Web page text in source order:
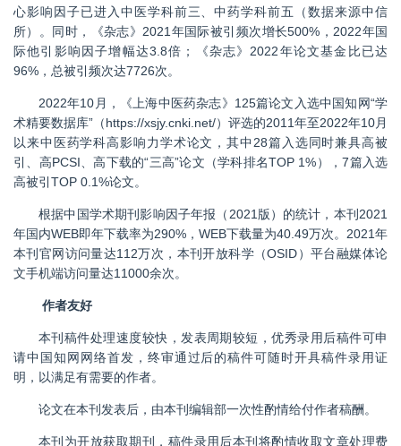
心影响因子已进入中医学科前三、中药学科前五（数据来源中信
所）。同时，《杂志》 2021 年国际被引频次增长500% ， 2022年国
际他引影响因子增幅达3.8倍；《杂志》 2022年论文基金比已达
96% ，总被引频次达7726次。
2022年10 月，《上海中医药杂志》 125篇论文入选中国知网“学
术精要数据库”（https://xsjy.cnki.net/）评选的2011年至2022年10月
以来中医药学科高影响力学术论文，其中28篇入选同时兼具高被
引、高PCSI 、高下载的“三高”论文（学科排名TOP 1%），7篇入选
高被引 TOP 0.1%论文。
根据中国学术期刊影响因子年报（2021版）的统计，本刊2021
年国内WEB即年下载率为290%，WEB下载量为40.49万次。2021年
本刊官网访问量达112万次，本刊开放科学（OSID）平台融媒体论
文手机端访问量达11000余次。
作者友好
本刊稿件处理速度较快，发表周期较短，优秀录用后稿件可申
请中国知网网络首发，终审通过后的稿件可随时开具稿件录用证
明，以满足有需要的作者。
论文在本刊发表后，由本刊编辑部一次性酌情给付作者稿酬。
本刊为开放获取期刊，稿件录用后本刊将酌情收取文章处理费